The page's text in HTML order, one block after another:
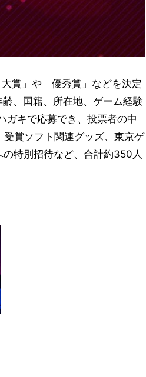
賞」や「優秀賞」などを決定
、国籍、所在地、ゲーム経験
ガキで応募でき、投票者の中
賞ソフト関連グッズ、東京ゲ
特別招待など、合計約350人